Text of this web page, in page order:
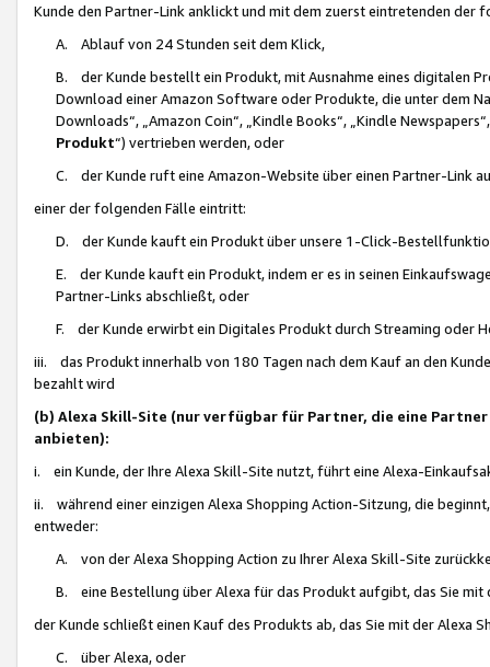
Kunde den Partner-Link anklickt und mit dem zuerst eintretenden der
A. Ablauf von 24 Stunden seit dem Klick,
B. der Kunde bestellt ein Produkt, mit Ausnahme eines digitalen
Download einer Amazon Software oder Produkte, die unter dem
Downloads“, „Amazon Coin“, „Kindle Books“, „Kindle
Produkt“) vertrieben werden, oder
C. der Kunde ruft eine Amazon-Website über einen Partner-Link
einer der folgenden Fälle eintritt:
D. der Kunde kauft ein Produkt über unsere 1-Click-
E. der Kunde kauft ein Produkt, indem er es in seinen
Partner-Links abschließt, oder
F. der Kunde erwirbt ein Digitales Produkt durch Streaming oder
iii. das Produkt innerhalb von 180 Tagen nach dem Kauf an den
bezahlt wird
(b) Alexa Skill-Site (nur verfügbar für Partner, die eine
anbieten):
i. ein Kunde, der Ihre Alexa Skill-Site nutzt, führt eine Alexa-
ii. während einer einzigen Alexa Shopping Action-Sitzung, die
entweder:
A. von der Alexa Shopping Action zu Ihrer Alexa Skill-Site
B. eine Bestellung über Alexa für das Produkt aufgibt, das Sie mit
der Kunde schließt einen Kauf des Produkts ab, das Sie mit der Alexa
C. über Alexa, oder